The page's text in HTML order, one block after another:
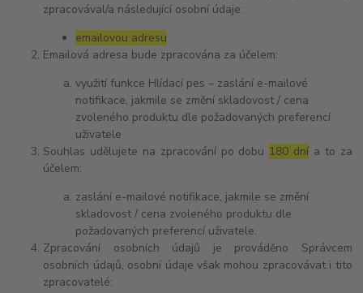
zpracovával/a následující osobní údaje:
emailovou adresu
Emailová adresa bude zpracována za účelem:
využití funkce Hlídací pes – zaslání e-mailové
notifikace, jakmile se změní skladovost / cena
zvoleného produktu dle požadovaných preferencí
uživatele
Souhlas udělujete na zpracování po dobu 180 dní a to za
účelem:
zaslání e-mailové notifikace, jakmile se změní
skladovost / cena zvoleného produktu dle
požadovaných preferencí uživatele.
Zpracování osobních údajů je prováděno Správcem
osobních údajů, osobní údaje však mohou zpracovávat i tito
zpracovatelé: